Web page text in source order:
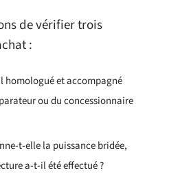
de vérifier trois
:
homologué et accompagné
ou du concessionnaire
t-elle la puissance bridée,
a-t-il été effectué ?